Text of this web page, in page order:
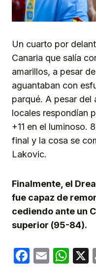
Un cuarto por
Canaria que salía
amarillos, a pesar
aguantaban con
parqué. A pesar del
locales respondían
+11 en el luminoso.
final y la cosa se
Lakovic.
Finalmente, el
fue capaz de
cediendo ante un
superior (95-84).
Email